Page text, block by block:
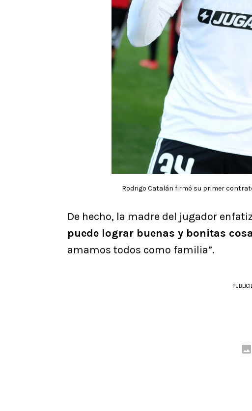
Rodrigo Catalán firmó su primer
De hecho, la madre del jugador
puede lograr buenas y bonitas
amamos todos como familia”.